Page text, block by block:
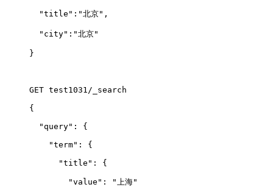
  "title":"北京",
  "city":"北京"
}
GET test1031/_search
{
  "query": {
    "term": {
      "title": {
        "value": "上海"